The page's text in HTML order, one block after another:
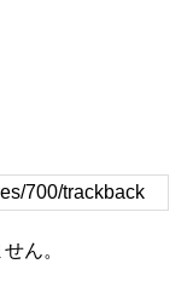
ん。